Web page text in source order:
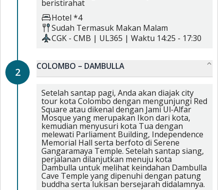
beristirahat
Hotel *4
Sudah Termasuk Makan Malam
CGK - CMB | UL365 | Waktu 14:25 - 17:30
2 COLOMBO – DAMBULLA
Setelah santap pagi, Anda akan diajak city
tour kota Colombo dengan mengunjungi Red
Square atau dikenal dengan Jami Ul-Alfar
Mosque yang merupakan Ikon dari kota,
kemudian menyusuri kota Tua dengan
melewati Parliament Building, Independence
Memorial Hall serta berfoto di Serene
Gangaramaya Temple. Setelah santap siang,
perjalanan dilanjutkan menuju kota
Dambulla untuk melihat keindahan Dambulla
Cave Temple yang dipenuhi dengan patung
buddha serta lukisan bersejarah didalamnya.